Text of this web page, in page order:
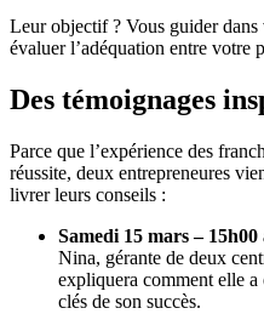
Leur objectif ? Vous guider
évaluer l’adéquation entre votre
Des témoignages
Parce que l’expérience des
réussite, deux entrepreneures
livrer leurs conseils :
Samedi 15 mars – 15h00
Nina, gérante de deux
expliquera comment elle a
clés de son succès.